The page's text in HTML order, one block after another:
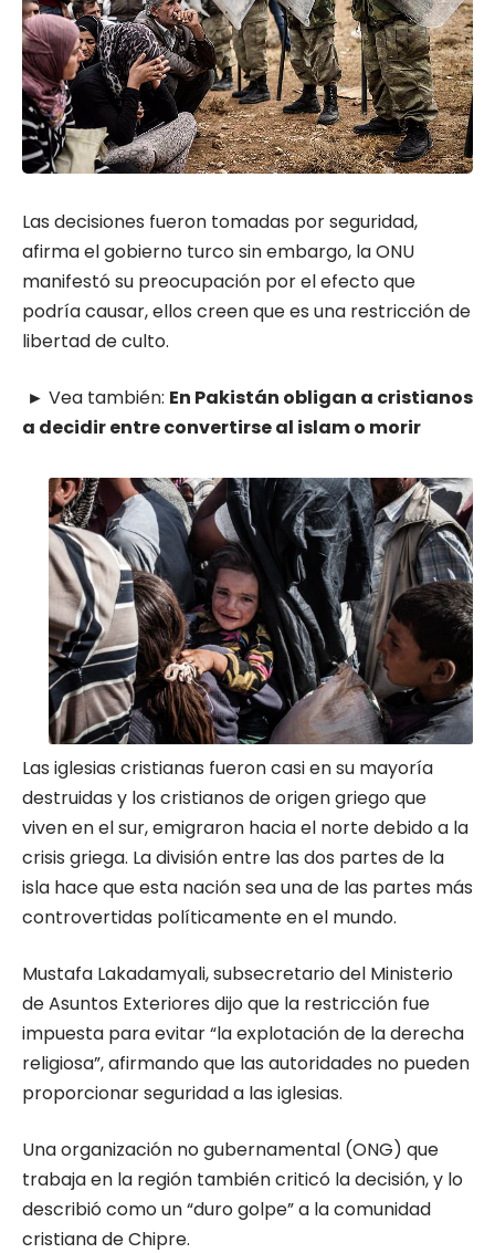
Las decisiones fueron tomadas por seguridad,
afirma el gobierno turco sin embargo, la ONU
manifestó su preocupación por el efecto que
podría causar, ellos creen que es una restricción de
libertad de culto.
► Vea también: En Pakistán obligan a cristianos
a decidir entre convertirse al islam o morir
Las iglesias cristianas fueron casi en su mayoría
destruidas y los cristianos de origen griego que
viven en el sur, emigraron hacia el norte debido a la
crisis griega. La división entre las dos partes de la
isla hace que esta nación sea una de las partes más
controvertidas políticamente en el mundo.
Mustafa Lakadamyali, subsecretario del Ministerio
de Asuntos Exteriores dijo que la restricción fue
impuesta para evitar “la explotación de la derecha
religiosa”, afirmando que las autoridades no pueden
proporcionar seguridad a las iglesias.
Una organización no gubernamental (ONG) que
trabaja en la región también criticó la decisión, y lo
describió como un “duro golpe” a la comunidad
cristiana de Chipre.